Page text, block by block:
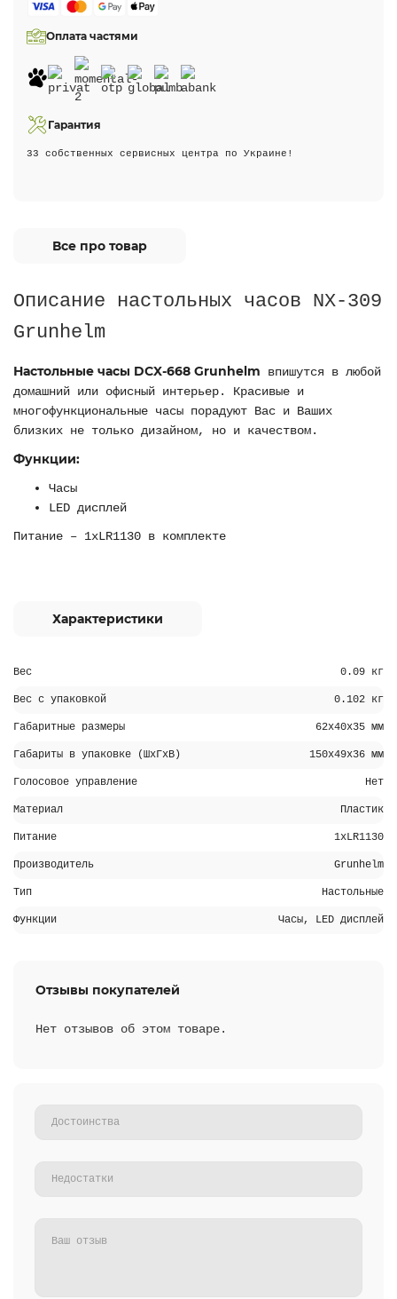
Оплата частями
Гарантия
33 собственных сервисных центра по Украине!
Все про товар
Описание настольных часов NX-309
Grunhelm
Настольные часы DCX-668 Grunhelm впишутся в любой
домашний или офисный интерьер. Красивые и
многофункциональные часы порадуют Вас и Ваших
близких не только дизайном, но и качеством.
Функции:
Часы
LED дисплей
Питание – 1хLR1130 в комплекте
Характеристики
Вес 0.09 кг
Вес с упаковкой 0.102 кг
Габаритные размеры 62х40х35 мм
Габариты в упаковке (ШхГхВ) 150х49х36 мм
Голосовое управление Нет
Материал Пластик
Питание 1хLR1130
Производитель Grunhelm
Тип Настольные
Функции Часы, LED дисплей
Отзывы покупателей
Нет отзывов об этом товаре.